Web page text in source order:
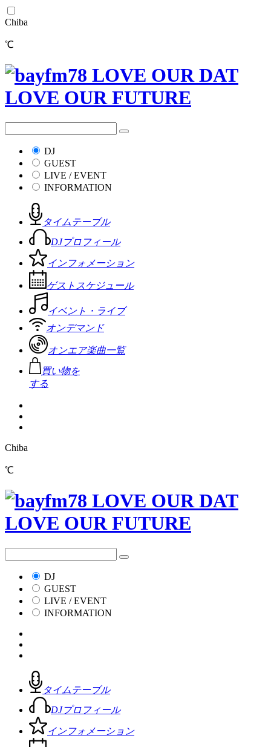
Chiba
℃
DJ
GUEST
LIVE / EVENT
INFORMATION
タイムテーブル
DJプロフィール
インフォメーション
ゲストスケジュール
イベント・ライブ
オンデマンド
オンエア楽曲一覧
買い物を
する
Chiba
℃
DJ
GUEST
LIVE / EVENT
INFORMATION
タイムテーブル
DJプロフィール
インフォメーション